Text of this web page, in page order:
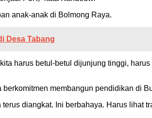
anak-anak di Bolmong Raya.
Desa Tabang
harus betul-betul dijunjung tinggi,
membangun pendidikan di
diangkat. Ini berbahaya. Harus lihat